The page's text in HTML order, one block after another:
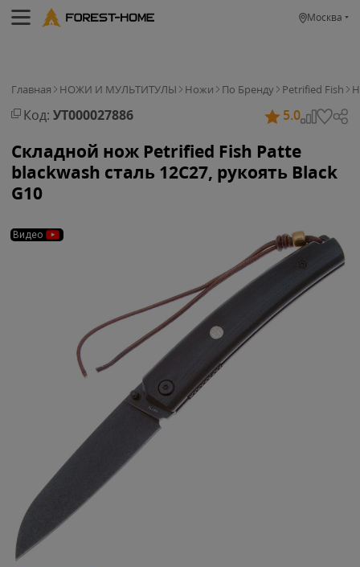
Москва
Главная НОЖИ И МУЛЬТИТУЛЫ Ножи По Бренду Petrified Fish
Код: УТ000027886 5.0
Складной нож Petrified Fish Patte
blackwash сталь 12C27, рукоять Black
G10
Видео